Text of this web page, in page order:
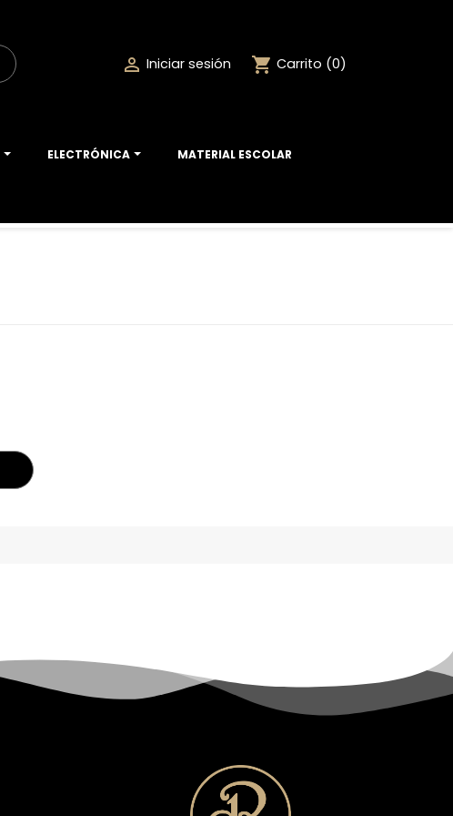
 Iniciar sesión shopping_cart Carrito (0)
ELECTRÓNICA MATERIAL ESCOLAR